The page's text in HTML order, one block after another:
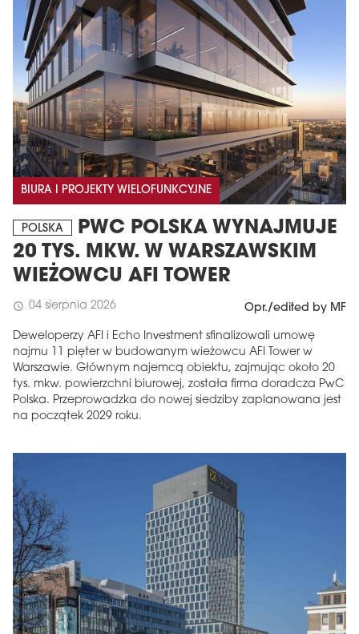
BIURA I PROJEKTY WIELOFUNKCYJNE
POLSKA
PWC POLSKA WYNAJMUJE
20 TYS. MKW. W WARSZAWSKIM
WIEŻOWCU AFI TOWER
schedule 04 sierpnia 2026 Opr./edited by MF
Deweloperzy AFI i Echo Investment sfinalizowali umowę
najmu 11 pięter w budowanym wieżowcu AFI Tower w
Warszawie. Głównym najemcą obiektu, zajmując około 20
tys. mkw. powierzchni biurowej, została firma doradcza PwC
Polska. Przeprowadzka do nowej siedziby zaplanowana jest
na początek 2029 roku.